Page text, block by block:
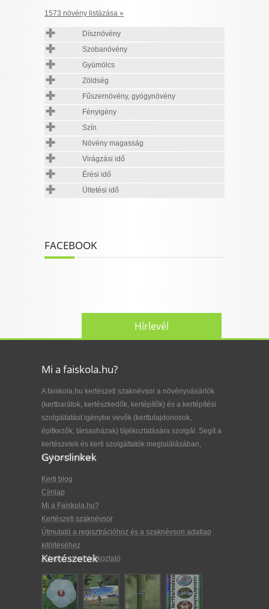
1573 növény listázása »
Dísznövény
Szobanövény
Gyümölcs
Zöldség
Fűszernövény, gyógynövény
Fényigény
Szín
Növény magasság
Virágzási idő
Érési idő
Ültetési idő
FACEBOOK
Hírlevél
Mi a faiskola.hu?
A faiskola.hu kertészeti szaknévsor a növényvásárlók
(kertbarátok, kertészkedők, kertépítők) és a kertépítési
szolgáltatást igénybe vevők (kerttulajdonosok,
építkezők, társasházak) tájékoztatására szolgál. Segít a
kertészetek és kerti szolgáltatók megtalálásában,
kiválasztásában.
Gyorslinkek
Kerti blog
Címlap
Mi a Faiskola.hu?
Kertészeti szaknévsor
Útmutató a regisztrációhoz és a szaknévsori adatlap
kitöltéséhez
Adatkezelési tájékoztató
Kertészetek